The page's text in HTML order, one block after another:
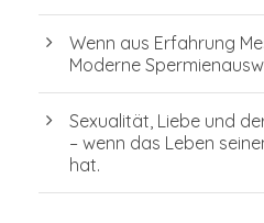
Wenn aus Erfahrung
Moderne
Sexualität, Liebe und
– wenn das Leben
hat.